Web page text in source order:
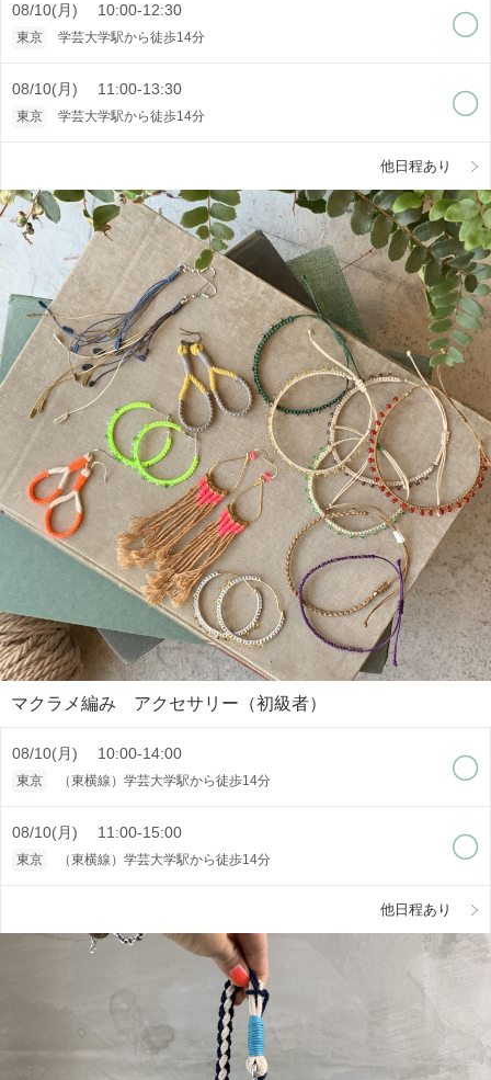
08/10(月) 10:00-12:30
東京 学芸大学駅から徒歩14分
08/10(月) 11:00-13:30
東京 学芸大学駅から徒歩14分
他日程あり
マクラメ編み アクセサリー（初級者）
08/10(月) 10:00-14:00
東京 （東横線）学芸大学駅から徒歩14分
08/10(月) 11:00-15:00
東京 （東横線）学芸大学駅から徒歩14分
他日程あり